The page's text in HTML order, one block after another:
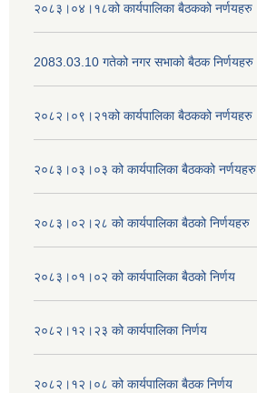
२०८३।०४।१८को कार्यपालिका बैठकको नर्णयहरु
2083.03.10 गतेको नगर सभाको बैठक निर्णयहरु
२०८२।०९।२१को कार्यपालिका बैठकको नर्णयहरु
२०८३।०३।०३ को कार्यपालिका बैठकको नर्णयहरु
२०८३।०२।२८ को कार्यपालिका बैठको निर्णयहरु
२०८३।०१।०२ को कार्यपालिका बैठको निर्णय
२०८२।१२।२३ को कार्यपालिका निर्णय
२०८२।१२।०८ को कार्यपालिका बैठक निर्णय